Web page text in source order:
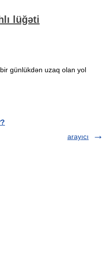
lüğəti
günlükdən uzaq olan yol
arayıcı